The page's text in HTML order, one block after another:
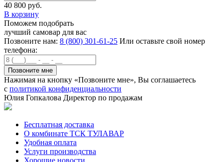
40 800 руб.
В корзину
Поможем подобрать
лучший самовар для вас
Позвоните нам: 8 (800) 301-61-25 Или оставьте свой номер
телефона:
Нажимая на кнопку «Позвоните мне», Вы соглашаетесь
с политикой конфиденциальности
Юлия Гопкалова Директор по продажам
Бесплатная доставка
О комбинате ТСК ТУЛАВАР
Удобная оплата
Услуги производства
Хорошие новости